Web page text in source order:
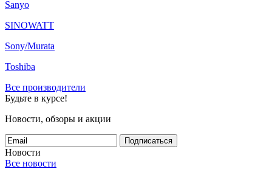
Sanyo
SINOWATT
Sony/Murata
Toshiba
Все производители
Будьте в курсе!
Новости, обзоры и акции
Подписаться
Новости
Все новости